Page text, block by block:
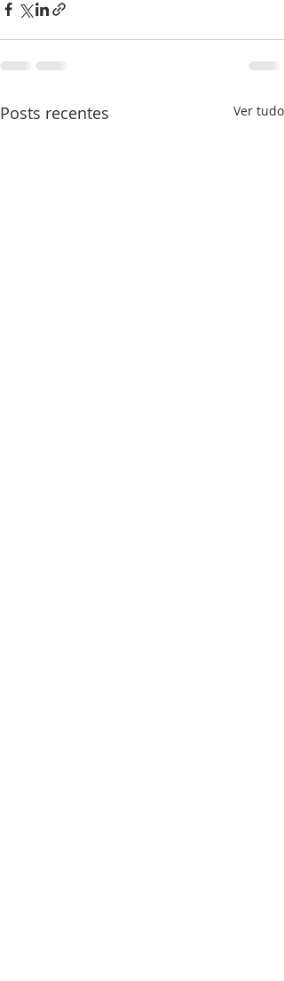
Posts recentes Ver tudo